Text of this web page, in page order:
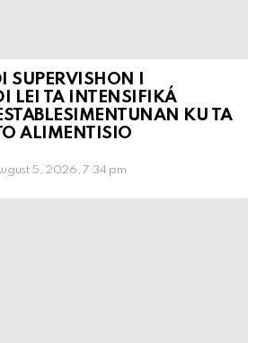
SUPERVISHON I
LEI TA INTENSIFIKÁ
KU TA
ALIMENTISIO
5, 2026, 7:34 pm